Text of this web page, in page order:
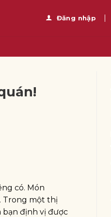
Đăng nhập
có. Món
Trong một thị
định vị được